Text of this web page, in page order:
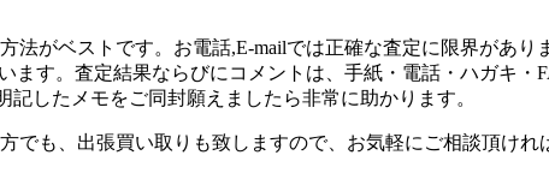
法がベストです。お電話,E-mailでは正確な査定に限界があり
ます。査定結果ならびにコメントは、手紙・電話・ハガキ・
したメモをご同封願えましたら非常に助かります。
でも、出張買い取りも致しますので、お気軽にご相談頂けれ